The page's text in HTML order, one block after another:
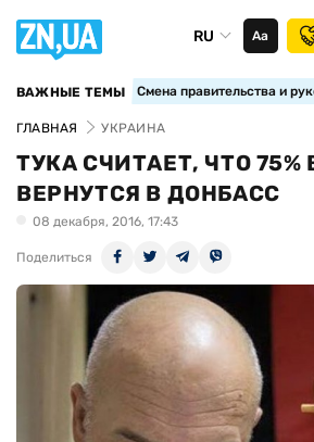
RU Аа
ВАЖНЫЕ ТЕМЫ Смена правительства и
ГЛАВНАЯ УКРАИНА
ТУКА СЧИТАЕТ, ЧТО 75%
ВЕРНУТСЯ В ДОНБАСС
08 декабря, 2016, 17:43
Поделиться